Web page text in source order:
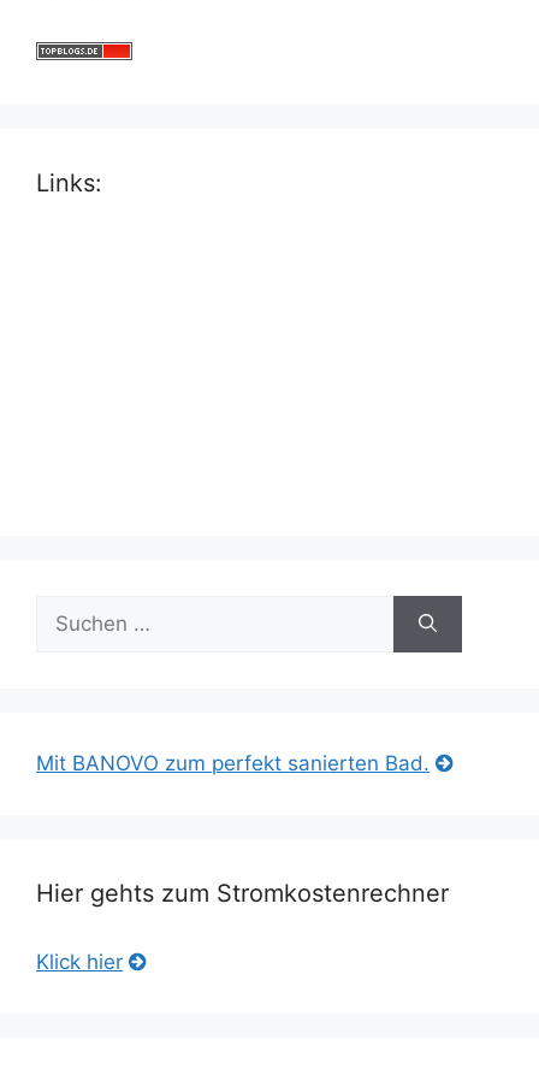
Links:
nach:
Mit BANOVO zum perfekt sanierten Bad.
Hier gehts zum Stromkostenrechner
Klick hier